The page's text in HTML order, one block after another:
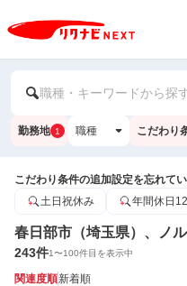
職種・キーワードから探
勤務地 1 職種 こだわり
こだわり条件の追加設定を忘れて
土日祝休み
年間休日
春日部市（埼玉県）、ノ
243件1〜100件目を表示中
関連度順新着順